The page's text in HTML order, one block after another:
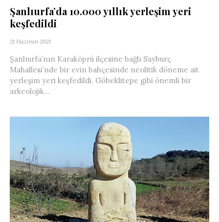
Şanlıurfa’da 10.000 yıllık yerleşim yeri
keşfedildi
21 Haziran 2021
Şanlıurfa’nın Karaköprü ilçesine bağlı Sayburç
Mahallesi’nde bir evin bahçesinde neolitik döneme ait
yerleşim yeri keşfedildi. Göbeklitepe gibi önemli bir
arkeolojik...